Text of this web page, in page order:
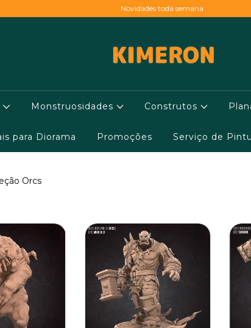
Novidades toda semana
Monstruosidades Construtos
para Diorama Promoções Serviço de
Orcs